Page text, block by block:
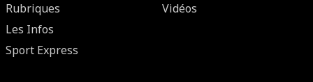
Rubriques
Les Infos
Sport Express
Vidéos